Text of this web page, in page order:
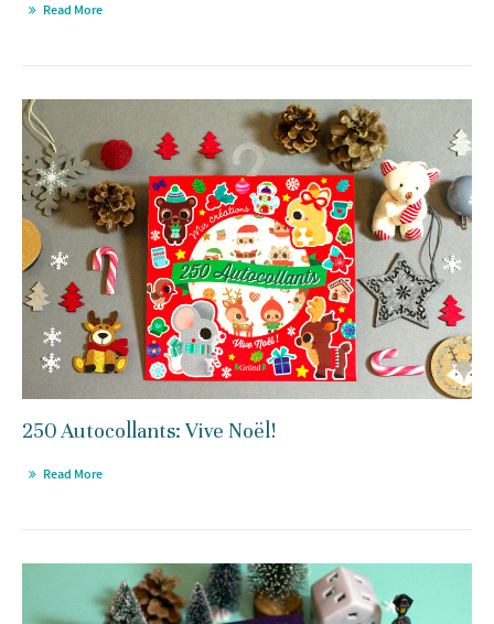
Read More
250 Autocollants: Vive Noël!
Read More